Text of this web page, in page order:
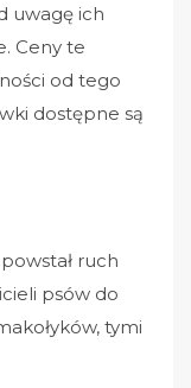
uwagę ich
Ceny te
od tego
dostępne są
ruch
psów do
tymi